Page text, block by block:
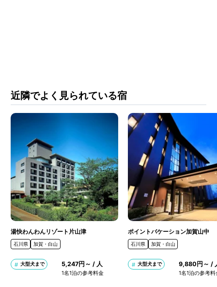
近隣でよく見られている宿
湯快わんわんリゾート片山津
石川県 加賀・白山
大型犬まで 5,247円～ / 人
1名1泊の参考料金
ポイントバケーション加賀山中
石川県 加賀・白山
大型犬まで 9,880円～ /
1名1泊の参考料